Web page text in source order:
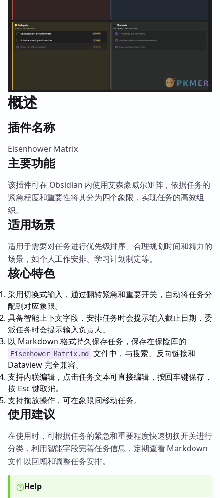
概述
插件名称
Eisenhower Matrix
主要功能
该插件可在 Obsidian 内使用艾森豪威尔矩阵，依据任务的
紧急程度和重要性将其分为四个象限，实现任务的高效组
织。
适用场景
适用于需要对任务进行优先级排序、合理规划时间和精力的
场景，如个人工作安排、学习计划制定等。
核心特色
采用切换式输入，通过翻转紧急和重要开关，自动将任务分
配到对应象限。
具备智能上下文字段，安排任务时会提示输入截止日期，委
派任务时会提示输入负责人。
以 Markdown 格式持久保存任务，保存在保险库的
Eisenhower Matrix.md
文件中，与搜索、反向链接和
Dataview 完全兼容。
支持内联编辑，点击任务文本可直接编辑，按回车键保存，
按 Esc 键取消。
支持拖放操作，可在象限间移动任务。
使用建议
在使用时，可根据任务的紧急和重要程度快速切换开关进行
分类，利用智能字段完善任务信息，定期查看 Markdown
文件以回顾和调整任务安排。
Help